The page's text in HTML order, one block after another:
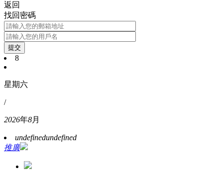
返回
找回密碼
提交
8
星期六
/
2026年8月
undefinedundefined
推廣